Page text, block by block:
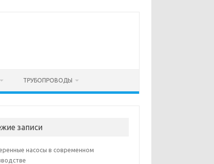
ТРУБОПРОВОДЫ
записи
насосы в современном